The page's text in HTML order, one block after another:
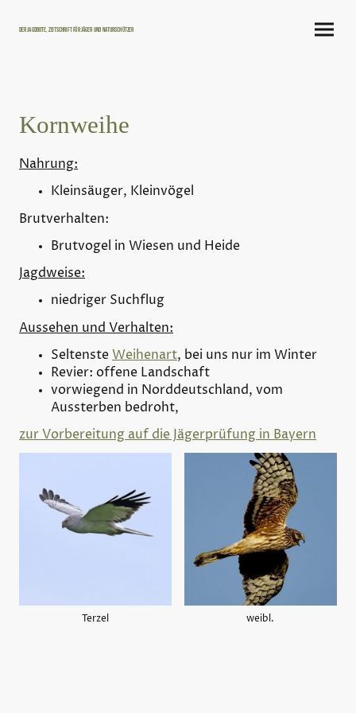
Der Jagdbote, Zeitschrift für Jäger und Naturschützer
Kornweihe
Nahrung:
Kleinsäuger, Kleinvögel
Brutverhalten:
Brutvogel in Wiesen und Heide
Jagdweise:
niedriger Suchflug
Aussehen und Verhalten:
SeltensteWeihenart, bei uns nur im Winter
Revier: offene Landschaft
vorwiegend in Norddeutschland, vom
Aussterben bedroht,
zur Vorbereitung auf die Jägerprüfung in Bayern
Terzel weibl.